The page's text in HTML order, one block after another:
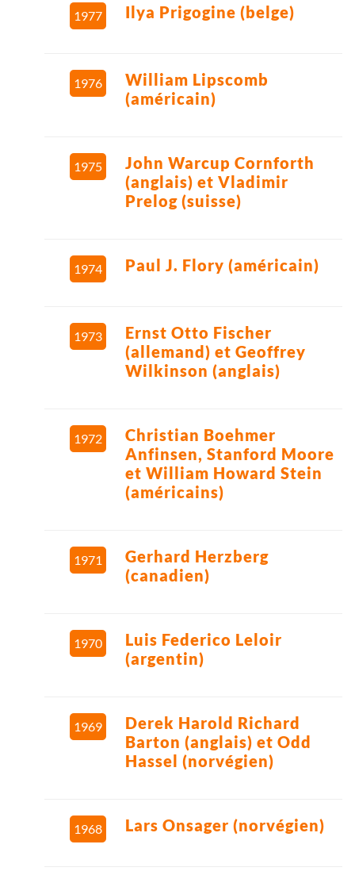
1977 Ilya Prigogine (belge)
1976
William Lipscomb
(américain)
1975
John Warcup Cornforth
(anglais) et Vladimir
Prelog (suisse)
1974 Paul J. Flory (américain)
1973
Ernst Otto Fischer
(allemand) et Geoffrey
Wilkinson (anglais)
1972
Christian Boehmer
Anfinsen, Stanford Moore
et William Howard Stein
(américains)
1971
Gerhard Herzberg
(canadien)
1970
Luis Federico Leloir
(argentin)
1969
Derek Harold Richard
Barton (anglais) et Odd
Hassel (norvégien)
1968 Lars Onsager (norvégien)